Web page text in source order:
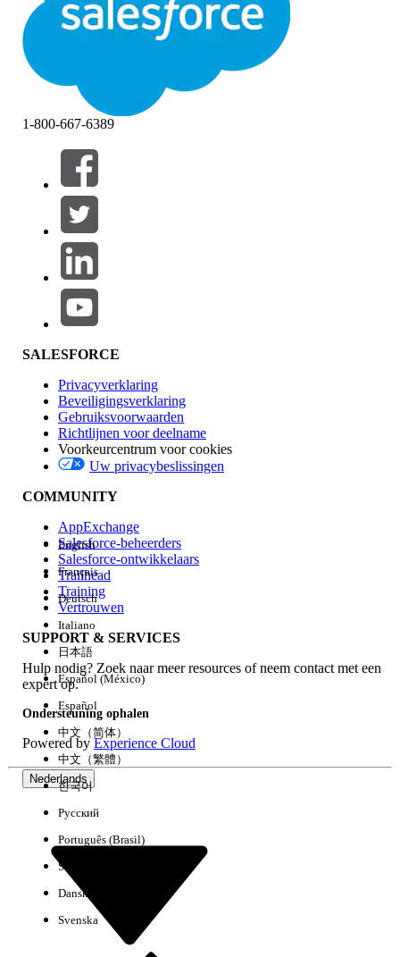
1-800-667-6389
SALESFORCE
Privacyverklaring
Beveiligingsverklaring
Gebruiksvoorwaarden
Richtlijnen voor deelname
Voorkeurcentrum voor cookies
Uw privacybeslissingen
COMMUNITY
AppExchange
Salesforce-beheerders
Salesforce-ontwikkelaars
Trailhead
Training
Vertrouwen
SUPPORT & SERVICES
Hulp nodig? Zoek naar meer resources of neem contact met een
expert op.
Ondersteuning ophalen
Powered byExperience Cloud
Nederlands
English
Français
Deutsch
Italiano
日本語
Español (México)
Español
中文（简体）
中文（繁體）
한국어
Русский
Português (Brasil)
Suomi
Dansk
Svenska